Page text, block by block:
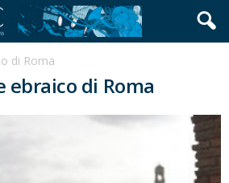
di Roma
ebraico di Roma